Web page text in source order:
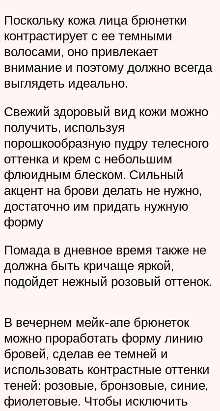
Поскольку кожа лица брюнетки
контрастирует с ее темными
волосами, оно привлекает
внимание и поэтому должно всегда
выглядеть идеально.
Свежий здоровый вид кожи можно
получить, используя
порошкообразную пудру телесного
оттенка и крем с небольшим
флюидным блеском. Сильный
акцент на брови делать не нужно,
достаточно им придать нужную
форму
Помада в дневное время также не
должна быть кричаще яркой,
подойдет нежный розовый оттенок.
В вечернем мейк-апе брюнеток
можно проработать форму линию
бровей, сделав ее темней и
использовать контрастные оттенки
теней: розовые, бронзовые, синие,
фиолетовые. Чтобы исключить